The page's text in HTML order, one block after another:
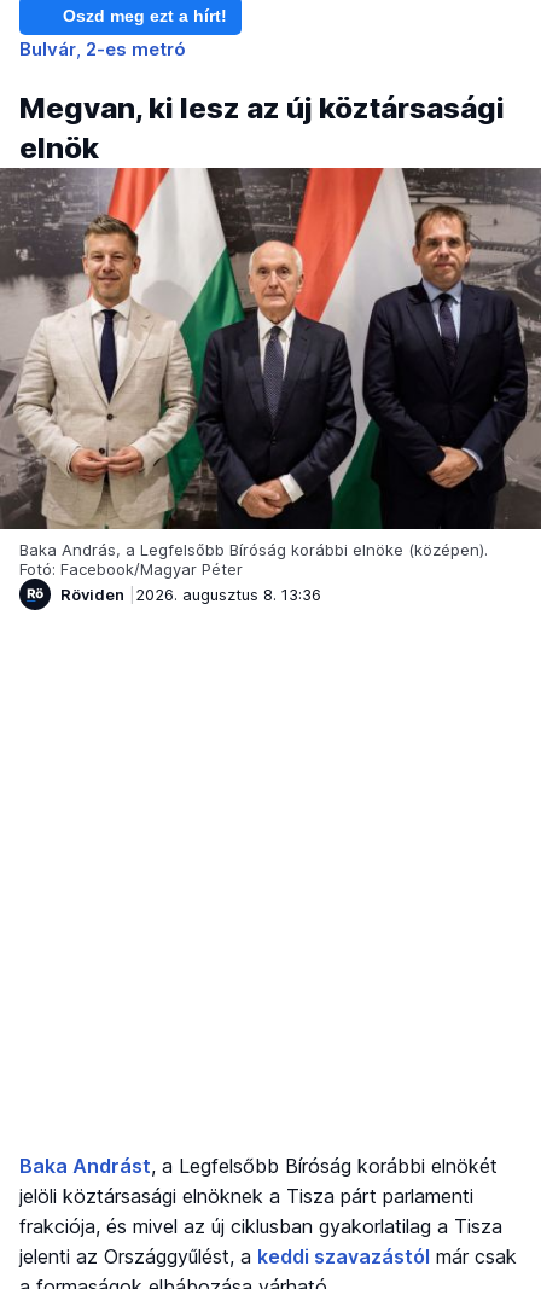
Oszd meg ezt a hírt!
Bulvár 2-es metró
Megvan, ki lesz az új köztársasági
elnök
Baka András, a Legfelsőbb Bíróság korábbi elnöke (középen).
Fotó: Facebook/Magyar Péter
Röviden
2026. augusztus 8. 13:36
Baka Andrást, a Legfelsőbb Bíróság korábbi elnökét
jelöli köztársasági elnöknek a Tisza párt parlamenti
frakciója, és mivel az új ciklusban gyakorlatilag a Tisza
jelenti az Országgyűlést, a keddi szavazástól már csak